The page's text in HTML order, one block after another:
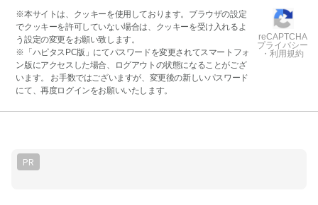
※本サイトは、クッキーを使用しております。ブラウザの設定
でクッキーを許可していない場合は、クッキーを受け入れるよ
う設定の変更をお願い致します。
※「ハピタスPC版」にてパスワードを変更されてスマートフォ
ン版にアクセスした場合、ログアウトの状態になることがござ
います。 お手数ではございますが、変更後の新しいパスワード
にて、再度ログインをお願いいたします。
reCAPTCHA
プライバシー
・利用規約
PR